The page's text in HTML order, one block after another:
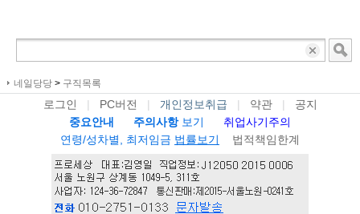
네일당당 > 구직목록
로그인 | PC버전 | 개인정보취급 | 약관 |
공지
중요안내
주의사항 보기
취업사기주의
연령/성차별, 최저임금 법률보기 법적책임한계